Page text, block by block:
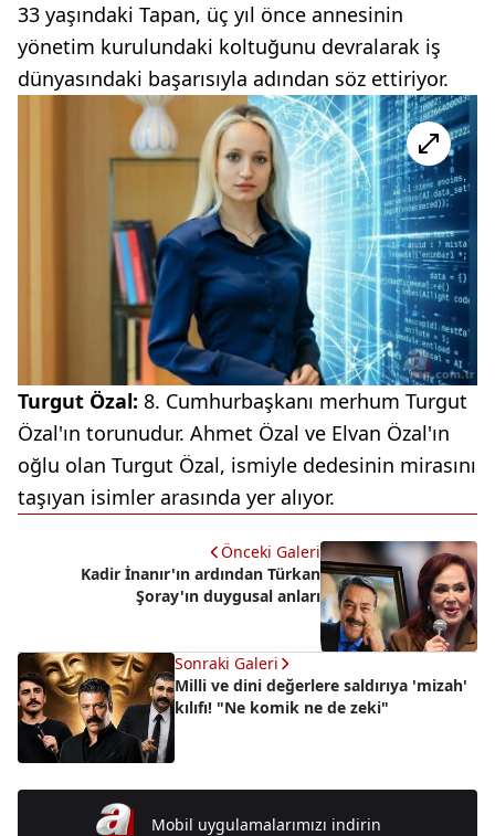
33 yaşındaki Tapan, üç yıl önce annesinin
yönetim kurulundaki koltuğunu devralarak iş
dünyasındaki başarısıyla adından söz ettiriyor.
Turgut Özal: 8. Cumhurbaşkanı merhum Turgut
Özal'ın torunudur. Ahmet Özal ve Elvan Özal'ın
oğlu olan Turgut Özal, ismiyle dedesinin mirasını
taşıyan isimler arasında yer alıyor.
Önceki Galeri
Kadir İnanır'ın ardından Türkan
Şoray'ın duygusal anları
Sonraki Galeri
Milli ve dini değerlere saldırıya 'mizah'
kılıfı! "Ne komik ne de zeki"
Mobil uygulamalarımızı indirin